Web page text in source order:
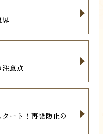
界
注意点
ート！再発防止の